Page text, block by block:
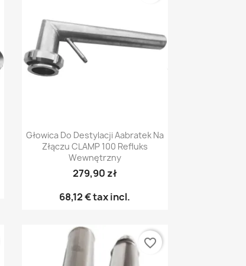
Pikakatselu
Głowica Do Destylacji Aabratek Na
Złączu CLAMP 100 Refluks
Wewnętrzny
279,90 zł
68,12 €tax incl.
favorite_border